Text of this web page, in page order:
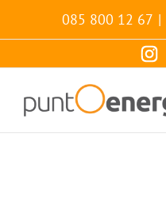
contenuto
085 800 12 67 |